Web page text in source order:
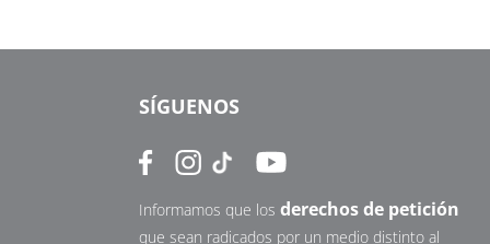
SÍGUENOS
Informamos que los derechos de petición
que sean radicados por un medio distinto al